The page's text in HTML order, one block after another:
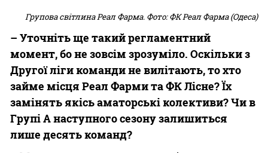
Групова світлина Реал Фарма. Фото: ФК Реал Фарма (Одеса)
– Уточніть ще такий регламентний
момент, бо не зовсім зрозуміло. Оскільки з
Другої ліги команди не вилітають, то хто
займе місця Реал Фарми та ФК Лісне? Їх
замінять якісь аматорські колективи? Чи в
Групі А наступного сезону залишиться
лише десять команд?